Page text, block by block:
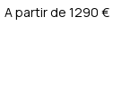
A partir de 1290 €